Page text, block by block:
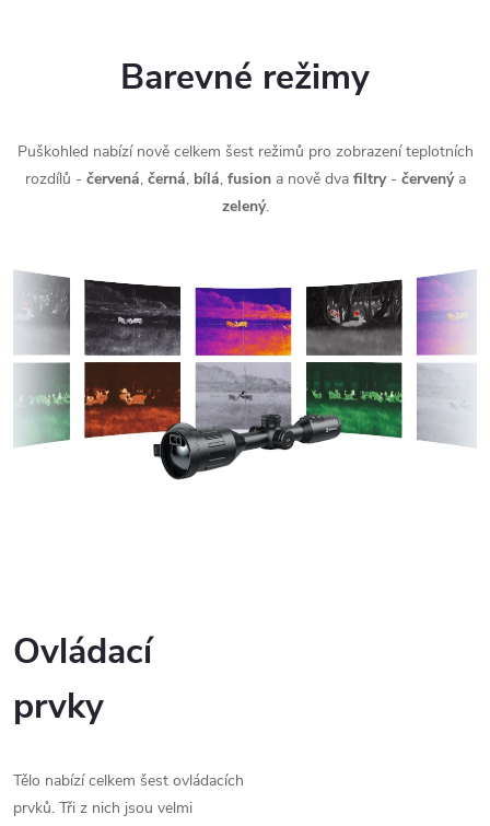
Barevné režimy
Puškohled nabízí nově celkem šest režimů pro zobrazení teplotních
rozdílů - červená, černá, bílá, fusion a nově dva filtry- červenýa
zelený.
Ovládací
prvky
Tělo nabízí celkem šest ovládacích
prvků. Tři z nich jsou velmi